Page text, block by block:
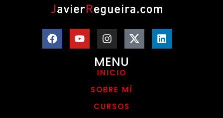
MENU
INICIO
SOBRE MÍ
CURSOS